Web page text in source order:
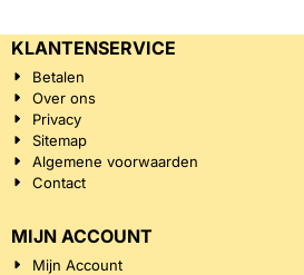
KLANTENSERVICE
Betalen
Over ons
Privacy
Sitemap
Algemene voorwaarden
Contact
MIJN ACCOUNT
Mijn Account